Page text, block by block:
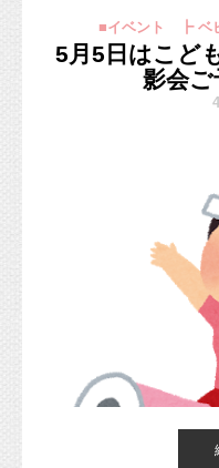
■イベント ┣ ベ
5月5日はこど
影会ご